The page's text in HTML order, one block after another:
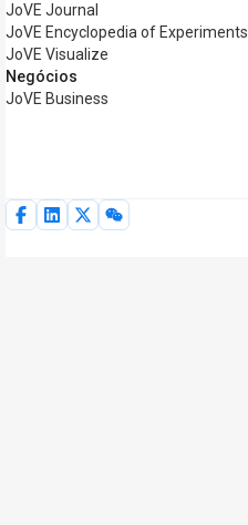
JoVE Journal
JoVE Encyclopedia of Experiments
JoVE Visualize
Negócios
JoVE Business